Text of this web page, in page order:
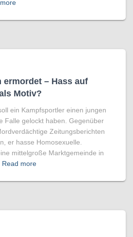
ermordet – Hass auf
Motiv?
ein Kampfsportler einen jungen
Falle gelockt haben. Gegenüber
Zeitungsberichten
er hasse Homosexuelle.
mittelgroße Marktgemeinde in
Read more